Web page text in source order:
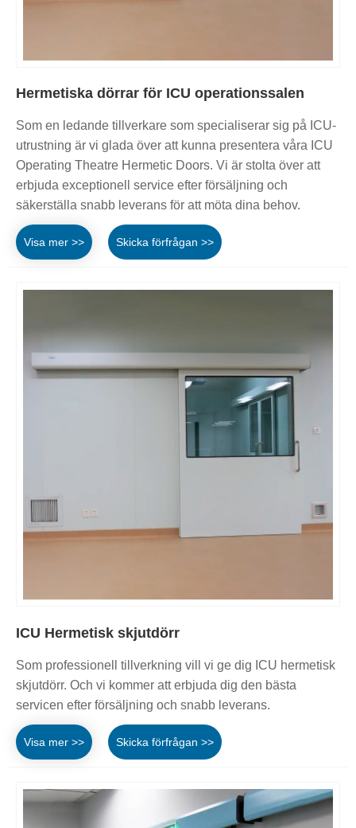
Hermetiska dörrar för ICU operationssalen
Som en ledande tillverkare som specialiserar sig på ICU-
utrustning är vi glada över att kunna presentera våra ICU
Operating Theatre Hermetic Doors. Vi är stolta över att
erbjuda exceptionell service efter försäljning och
säkerställa snabb leverans för att möta dina behov.
Visa mer >> Skicka förfrågan >>
ICU Hermetisk skjutdörr
Som professionell tillverkning vill vi ge dig ICU hermetisk
skjutdörr. Och vi kommer att erbjuda dig den bästa
servicen efter försäljning och snabb leverans.
Visa mer >> Skicka förfrågan >>